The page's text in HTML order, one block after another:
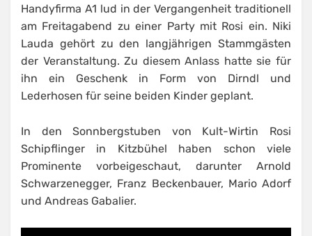
Handyfirma A1 lud in der Vergangenheit traditionell
am Freitagabend zu einer Party mit Rosi ein. Niki
Lauda gehört zu den langjährigen Stammgästen
der Veranstaltung. Zu diesem Anlass hatte sie für
ihn ein Geschenk in Form von Dirndl und
Lederhosen für seine beiden Kinder geplant.
In den Sonnbergstuben von Kult-Wirtin Rosi
Schipflinger in Kitzbühel haben schon viele
Prominente vorbeigeschaut, darunter Arnold
Schwarzenegger, Franz Beckenbauer, Mario Adorf
und Andreas Gabalier.